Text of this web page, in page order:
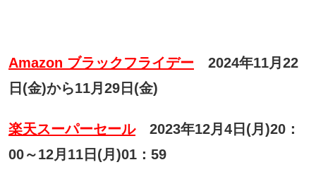
Amazon ブラックフライデー
2024年11月22
日(金)から11月29日(金)
楽天スーパーセール
2023年12月4日(月)20：
00～12月11日(月)01：59